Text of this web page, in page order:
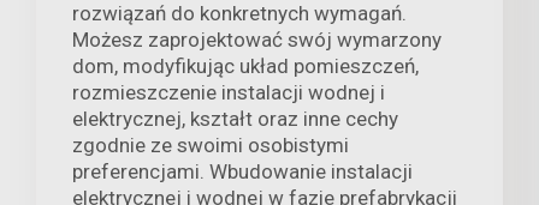
rozwiązań do konkretnych wymagań.
Możesz zaprojektować swój wymarzony
dom, modyfikując układ pomieszczeń,
rozmieszczenie instalacji wodnej i
elektrycznej, kształt oraz inne cechy
zgodnie ze swoimi osobistymi
preferencjami. Wbudowanie instalacji
elektrycznej i wodnej w fazie prefabrykacji